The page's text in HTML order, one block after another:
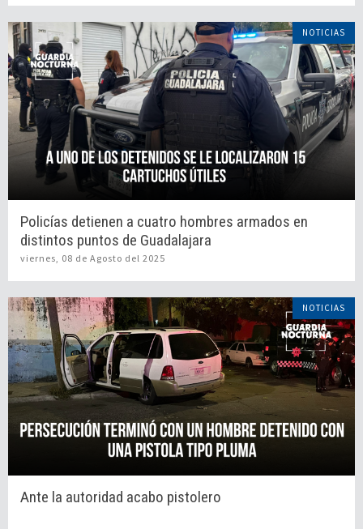
NOTICIAS
Policías detienen a cuatro hombres armados en
distintos puntos de Guadalajara
viernes, 08 de Agosto del 2025
NOTICIAS
Ante la autoridad acabo pistolero